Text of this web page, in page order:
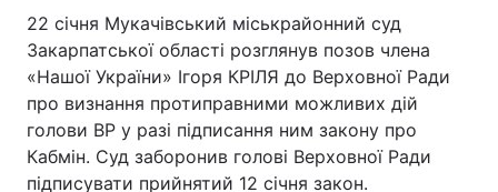
22 січня Мукачівський міськрайонний суд
Закарпатської області розглянув позов члена
«Нашої України» Ігоря КРІЛЯ до Верховної Ради
про визнання протиправними можливих дій
голови ВР у разі підписання ним закону про
Кабмін. Суд заборонив голові Верховної Ради
підписувати прийнятий 12 січня закон.